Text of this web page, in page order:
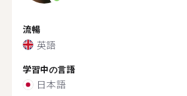
流暢
英語
学習中の言語
日本語